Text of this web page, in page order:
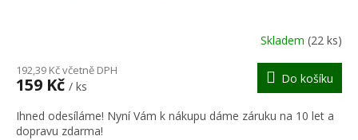
R
M
A
Skladem (22 ks)
192,39 Kč včetně DPH
159 Kč / ks
Do košíku
Ihned odesíláme! Nyní Vám k nákupu dáme záruku na 10 let a
dopravu zdarma!